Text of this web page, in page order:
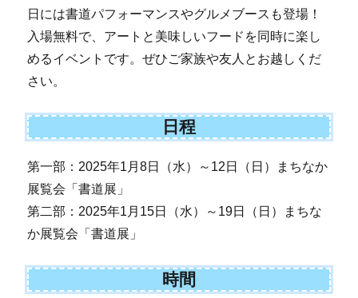
日には書道パフォーマンスやグルメブースも登場！
入場無料で、アートと美味しいフードを同時に楽し
めるイベントです。ぜひご家族や友人とお越しくだ
さい。
日程
第一部：2025年1月8日（水）～12日（日）まちなか
展覧会「書道展」
第二部：2025年1月15日（水）～19日（日）まちな
か展覧会「書道展」
時間